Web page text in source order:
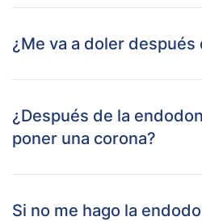
¿Me va a doler después
¿Después de la
poner una corona?
Si no me hago la